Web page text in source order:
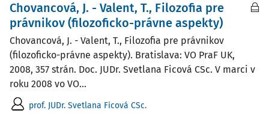
Chovancová, J. - Valent, T., Filozofia pre
právnikov (filozoficko-právne aspekty)
Chovancová, J. - Valent, T., Filozofia pre právnikov
(filozoficko-právne aspekty). Bratislava: VO PraF UK,
2008, 357 strán. Doc. JUDr. Svetlana Ficová CSc. V marci v
roku 2008 vo VO...
prof. JUDr. Svetlana Ficová CSc.